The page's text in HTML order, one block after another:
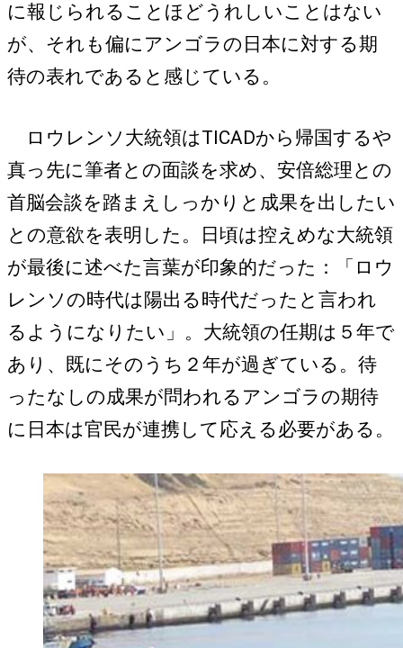
に報じられることほどうれしいことはない
が、それも偏にアンゴラの日本に対する期
待の表れであると感じている。
ロウレンソ大統領はTICADから帰国するや
真っ先に筆者との面談を求め、安倍総理との
首脳会談を踏まえしっかりと成果を出したい
との意欲を表明した。日頃は控えめな大統領
が最後に述べた言葉が印象的だった：「ロウ
レンソの時代は陽出る時代だったと言われ
るようになりたい」。大統領の任期は５年で
あり、既にそのうち２年が過ぎている。待
ったなしの成果が問われるアンゴラの期待
に日本は官民が連携して応える必要がある。